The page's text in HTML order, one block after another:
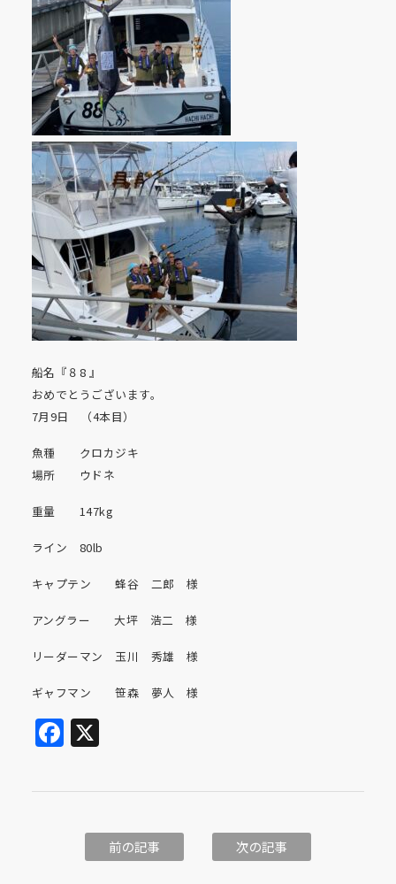
船名『８8 』
おめでとうございます。
7月9日 （4本目）
魚種 クロカジキ
場所 ウドネ
重量 147kg
ライン 80lb
キャプテン 蜂谷 二郎 様
アングラー 大坪 浩二 様
リーダーマン 玉川 秀雄 様
ギャフマン 笹森 夢人 様
Facebook
X
前の記事 次の記事